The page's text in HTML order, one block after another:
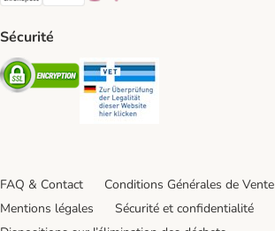
Sécurité
Security
FAQ & Contact
Conditions Générales de Vente
Mentions légales
Sécurité et confidentialité